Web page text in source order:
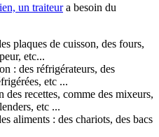
un traiteura besoin du
plaques de cuisson, des fours,
etc...
: des réfrigérateurs, des
etc ...
des recettes, comme des mixeurs,
etc ...
aliments : des chariots, des bacs